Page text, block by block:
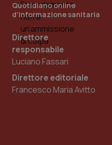
Quotidiano online
d'informazione sanitaria
Direttore
responsabile
Luciano Fassari
Direttore editoriale
Francesco Maria Avitto